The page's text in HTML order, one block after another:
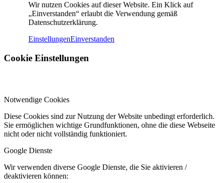
Wir nutzen Cookies auf dieser Website. Ein Klick auf
„Einverstanden“ erlaubt die Verwendung gemäß
Datenschutzerklärung.
EinstellungenEinverstanden
Cookie Einstellungen
Notwendige Cookies
Diese Cookies sind zur Nutzung der Website unbedingt erforderlich.
Sie ermöglichen wichtige Grundfunktionen, ohne die diese Webseite
nicht oder nicht vollständig funktioniert.
Google Dienste
Wir verwenden diverse Google Dienste, die Sie aktivieren /
deaktivieren können: